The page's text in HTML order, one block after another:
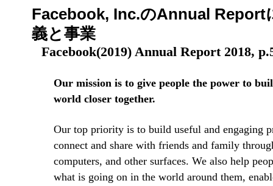
Facebook, Inc.のAnnual Report
義と事業
Facebook(2019) Annual Report 2018,
Our mission is to give people the power to
world closer together.
Our top priority is to build useful and engaging
connect and share with friends and family
computers, and other surfaces. We also help
what is going on in the world around them,